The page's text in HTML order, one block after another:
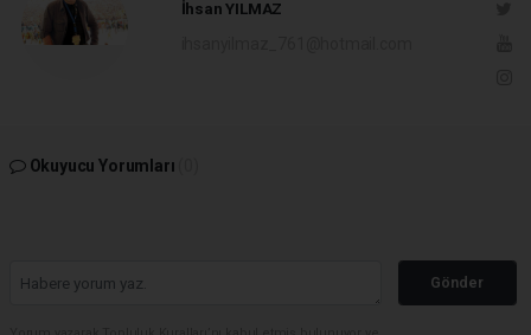
İhsan YILMAZ
Okuyucu Yorumları
Gönder